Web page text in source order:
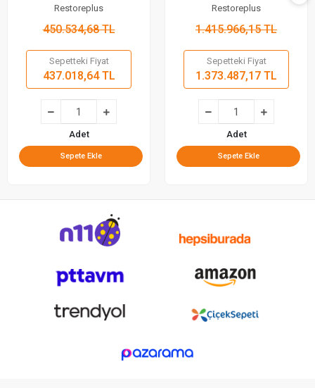
Uyumlu Sentetik Dişli Yağı (200
Restoreplus
450.534,68 TL
Sepetteki Fiyat
437.018,64 TL
Adet
Sepete Ekle
Uyumlu Sentetik Dişli Yağı
(1000 LT)
Restoreplus
1.415.966,15 TL
Sepetteki Fiyat
1.373.487,17 TL
Adet
Sepete Ekle